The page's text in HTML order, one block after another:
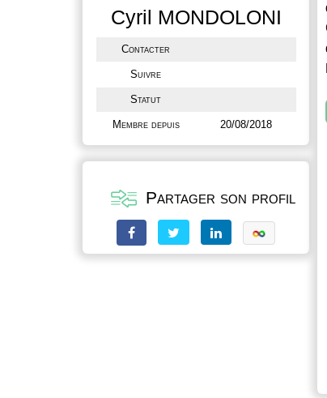
Cyril MONDOLONI
Contacter
Suivre
Statut
Membre depuis 20/08/2018
Partager son profil